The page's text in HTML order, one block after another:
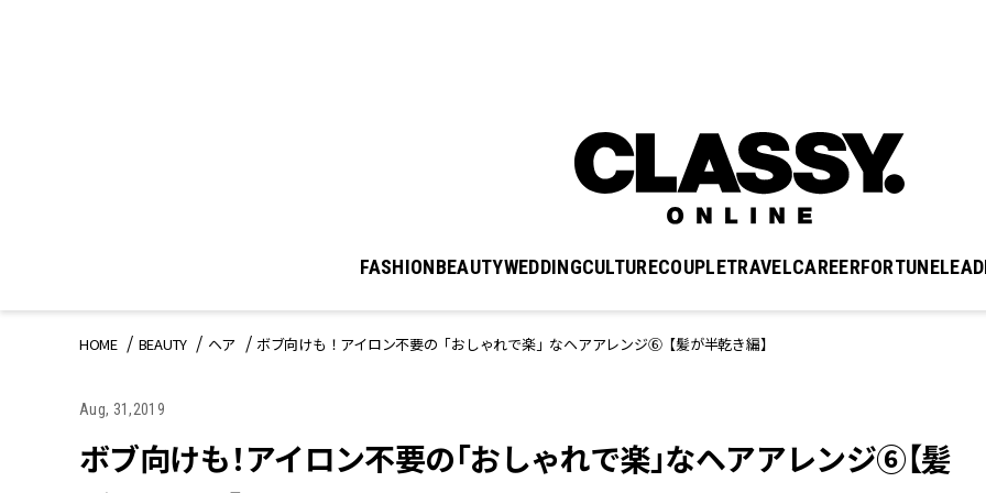
FASHIONBEAUTYWEDDINGCULTURECOUPLETRAVELCAREERFORTUNE
HOME BEAUTY ヘア ボブ向けも！アイロン不要の「おしゃれで楽」なヘアアレンジ⑥【髪が半乾き編】
Aug, 31,2019
ボブ向けも！アイロン不要の「おしゃれで楽」なヘアアレンジ⑥【髪